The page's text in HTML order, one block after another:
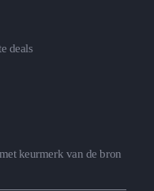
deals
keurmerk van de bron